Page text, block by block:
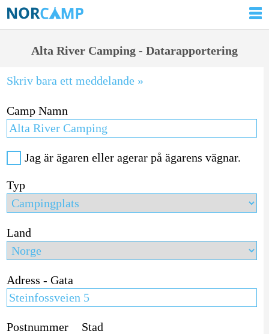
Alta River Camping - Datarapportering
Skriv bara ett meddelande »
Camp Namn
Jag är ägaren eller agerar på ägarens vägnar.
Typ
Land
Adress - Gata
Postnummer Stad